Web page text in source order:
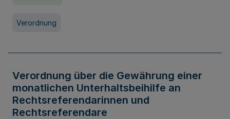
Verordnung
Verordnung über die Gewährung einer
monatlichen Unterhaltsbeihilfe an
Rechtsreferendarinnen und
Rechtsreferendare